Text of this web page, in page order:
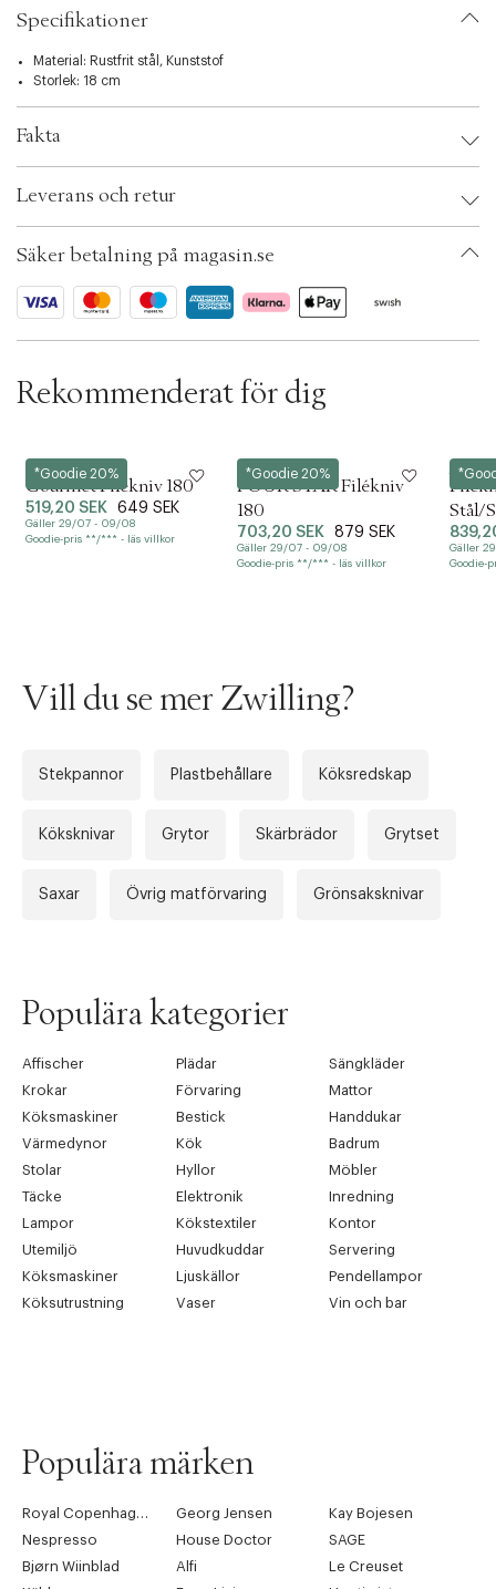
.
e
l
t
n
garanterar enastående kvalitet när det gäller utmärkta skäregenskaper, är
mycket rostbeständiga och är mycket flexibla. För dig innebär detta att
bladen kommer att hålla scaprity under lång tid och kommer att mala upp
om och om igen. ZWILLING järnstål rekommenderas för dagligt underhåll.
mellan keramisk slipstång, slipstång med diamant, slipsten eller bladblad.
Specifikationer
Material: Rustfrit stål, Kunststof
Storlek: 18 cm
Fakta
EAN: 4009839257216
ID: AANC83-0008
Leverans och retur
Säker betalning på magasin.se
Rekommenderat för dig
*Goodie 20%
Zwilling
Gourmet Filékniv 180
519,20 SEK 649 SEK
Gäller 29/07 - 09/08
Goodie-pris **/*** - läs villkor
*Goodie 20%
Zwilling
FOUR STAR Filékniv
180
703,20 SEK 879 SEK
Gäller 29/07 - 09/08
Goodie-pris **/*** - läs villkor
Lion
Stål/
Gäller
Goodie-
Vill du se mer Zwilling?
Stekpannor Plastbehållare Köksredskap
Köksknivar Grytor Skärbrädor Grytset
Saxar Övrig matförvaring Grönsaksknivar
Populära kategorier
Affischer Plädar
Sängkläder
Krokar
Förvaring
Mattor
Köksmaskiner
Bestick
Handdukar
Värmedynor
Kök
Badrum
Stolar
Hyllor
Möbler
Täcke
Elektronik
Inredning
Lampor
Kökstextiler
Kontor
Utemiljö
Huvudkuddar
Servering
Köksmaskiner
Ljuskällor
Pendellampor
Köksutrustning
Vaser Vin och bar
Populära märken
Royal Copenhagen Georg Jensen
Kay Bojesen
Nespresso
House Doctor
SAGE
Bjørn Wiinblad
Alfi
Le Creuset